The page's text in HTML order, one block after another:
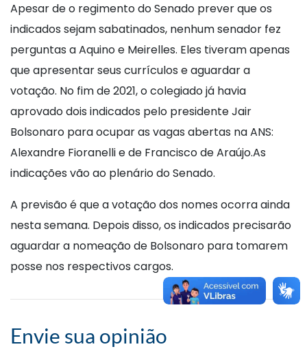
Apesar de o regimento do Senado prever que os
indicados sejam sabatinados, nenhum senador fez
perguntas a Aquino e Meirelles. Eles tiveram apenas
que apresentar seus currículos e aguardar a
votação. No fim de 2021, o colegiado já havia
aprovado dois indicados pelo presidente Jair
Bolsonaro para ocupar as vagas abertas na ANS:
Alexandre Fioranelli e de Francisco de Araújo.As
indicações vão ao plenário do Senado.
A previsão é que a votação dos nomes ocorra ainda
nesta semana. Depois disso, os indicados precisarão
aguardar a nomeação de Bolsonaro para tomarem
posse nos respectivos cargos.
Envie sua opinião